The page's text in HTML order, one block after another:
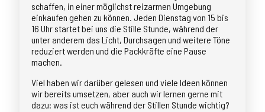
schaffen, in einer möglichst reizarmen Umgebung
einkaufen gehen zu können. Jeden Dienstag von 15 bis
16 Uhr startet bei uns die Stille Stunde, während der
unter anderem das Licht, Durchsagen und weitere Töne
reduziert werden und die Packkräfte eine Pause
machen.
Viel haben wir darüber gelesen und viele Ideen können
wir bereits umsetzen, aber auch wir lernen gerne mit
dazu: was ist euch während der Stillen Stunde wichtig?